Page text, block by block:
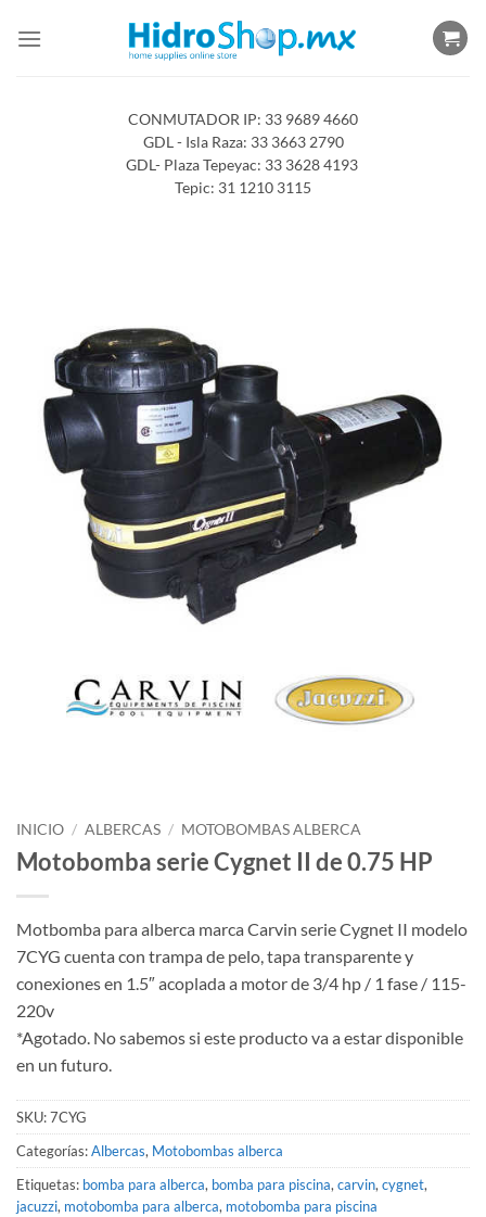
CONMUTADOR IP: 33 9689 4660
GDL - Isla Raza: 33 3663 2790
GDL- Plaza Tepeyac: 33 3628 4193
Tepic: 31 1210 3115
INICIO / ALBERCAS / MOTOBOMBAS ALBERCA
Motobomba serie Cygnet II de 0.75 HP
Motbomba para alberca marca Carvin serie Cygnet II modelo
7CYG cuenta con trampa de pelo, tapa transparente y
conexiones en 1.5″ acoplada a motor de 3/4 hp / 1 fase / 115-
220v
*Agotado. No sabemos si este producto va a estar disponible
en un futuro.
SKU:7CYG
Categorías:Albercas, Motobombas alberca
Etiquetas: bomba para alberca, bomba para piscina,carvin,cygnet,
jacuzzi, motobomba para alberca, motobomba para piscina